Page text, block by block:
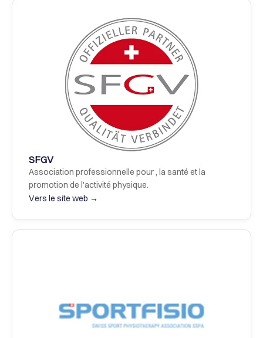
SFGV
Association professionnelle pour , la santé et la
promotion de l'activité physique.
Vers le site web →